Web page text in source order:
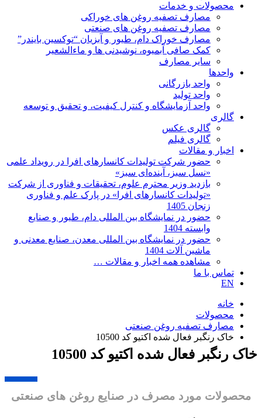
محصولات و خدمات
مصارف تصفیه روغن های خوراکی
مصارف تصفیه روغن های صنعتی
مصارف خوراک دام، طیور و آبزیان “توکسین بایندر”
کمک صافی آبمیوه، نوشیدنی ها و ماءالشعیر
سایر مصارف
واحدها
واحد بازرگانی
واحد تولید
واحد آزمایشگاه و کنترل کیفیت، و تحقیق و توسعه
گالری
گالری عکس
گالری فیلم
اخبار و مقالات
حضور شرکت تولیدات کانسارهای افرا در رویداد علمی
«نسل سبز، آینده‌ای سبز»
بازدید وزیر محترم علوم، تحقیقات و فناوری از شرکت
«تولیدات کانسارهای افرا» در پارک علم و فناوری
زنجان 1405
حضور در نمایشگاه بین المللی دام، طیور و صنایع
وابسته 1404
حضور در نمایشگاه بین المللی معدن، صنایع معدنی و
ماشین آلات 1404
مشاهده همه اخبار و مقالات …
تماس با ما
EN
خانه
محصولات
مصارف تصفیه روغن صنعتی
خاک رنگبر فعال شده اکتیو کد 10500
خاک رنگبر فعال شده اکتیو کد 10500
ﻣﺤﺼﻮﻻت ﻣﻮرد ﻣﺼﺮف در ﺻﻨﺎﯾﻊ روﻏﻦ ﻫﺎی صنعتی